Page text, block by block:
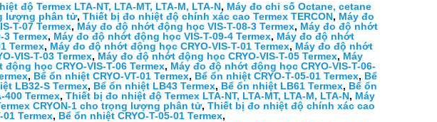
độ Termex LTA-NT, LTA-MT, LTA-M, LTA-N, Máy đo chỉ số Octane, cetane
lượng phân tử, Thiết bị đo nhiệt độ chính xác cao Termex TERCON, Máy đo
T-07 Termex, Máy đo độ nhớt động học VIS-T-08-3 Termex, Máy đo độ nhớt
Termex, Máy đo độ nhớt động học VIS-T-09-4 Termex, Máy đo độ nhớt
Termex, Máy đo độ nhớt động học CRYO-VIS-T-01 Termex, Máy đo độ nhớt
VIS-T-03 Termex, Máy đo độ nhớt động học CRYO-VIS-T-05 Termex, Máy
học CRYO-VIS-T-06 Termex, Máy đo độ nhớt động học CRYO-VIS-T-06-
, Bể ổn nhiệt CRYO-VT-01 Termex, Bể ổn nhiệt CRYO-T-05-01 Termex, Bể
LB32-S Termex, Bể ổn nhiệt LB43 Termex, Bể ổn nhiệt LB61 Termex, Bể ổn
400 Termex, Thiết bị đo nhiệt độ Termex LTA-NT, LTA-MT, LTA-M, LTA-N, Máy
CRYON-1 cho trọng lượng phân tử, Thiết bị đo nhiệt độ chính xác cao
01 Termex, Bể ổn nhiệt CRYO-T-05-01 Termex,